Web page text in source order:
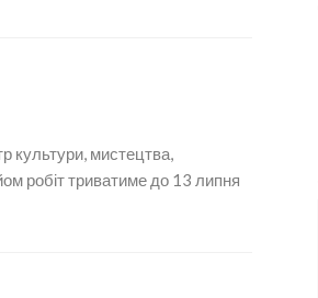
культури, мистецтва,
робіт триватиме до 13 липня